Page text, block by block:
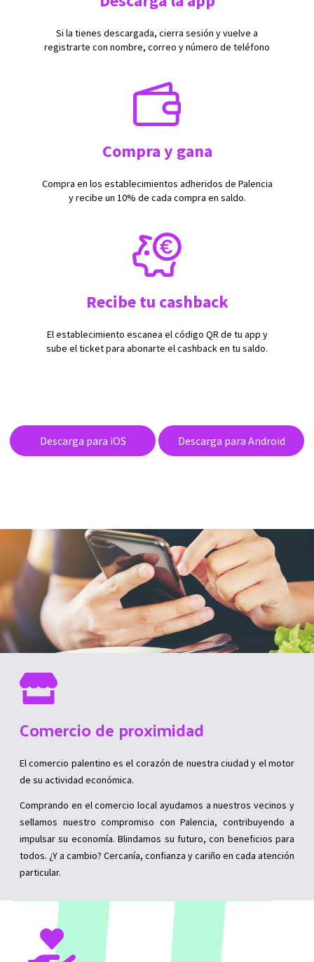
Si la tienes descargada, cierra sesión y vuelve a
registrarte con nombre, correo y número de teléfono
Compra y gana
Compra en los establecimientos adheridos de Palencia
y recibe un 10% de cada compra en saldo.
Recibe tu cashback
El establecimiento escanea el código QR de tu app y
sube el ticket para abonarte el cashback en tu saldo.
Descarga para iOS Descarga para Android
Comercio de proximidad
El comercio palentino es el corazón de nuestra ciudad y el motor
de su actividad económica.
Comprando en el comercio local ayudamos a nuestros vecinos y
sellamos nuestro compromiso con Palencia, contribuyendo a
impulsar su economía. Blindamos su futuro, con beneficios para
todos. ¿Y a cambio? Cercanía, confianza y cariño en cada atención
particular.